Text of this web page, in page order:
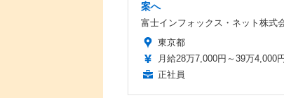
案へ
富士インフォックス・ネット株式
東京都
月給28万7,000円～39万4,000円
正社員